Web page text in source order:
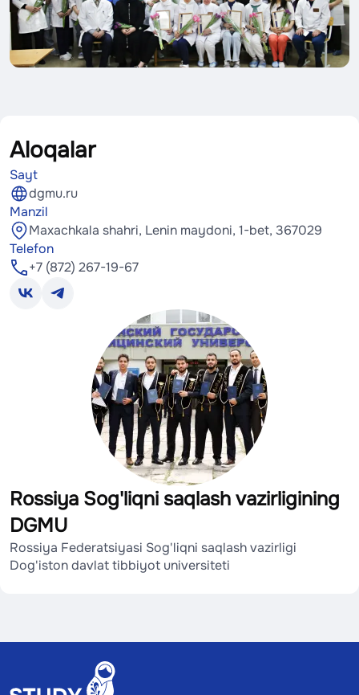
Aloqalar
Sayt
dgmu.ru
Manzil
Maxachkala shahri, Lenin maydoni, 1-bet, 367029
Telefon
+7 (872) 267-19-67
Rossiya Sog'liqni saqlash vazirligining
DGMU
Rossiya Federatsiyasi Sog'liqni saqlash vazirligi
Dog'iston davlat tibbiyot universiteti